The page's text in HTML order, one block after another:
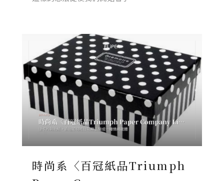
時尚系〈百冠紙品Triumph